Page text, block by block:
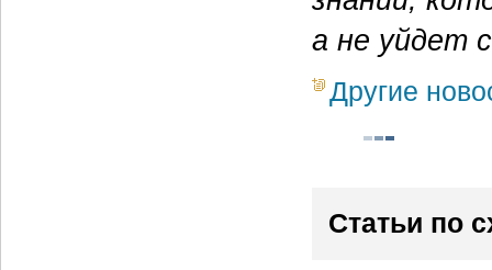
а не уйдет
Другие
Статьи по